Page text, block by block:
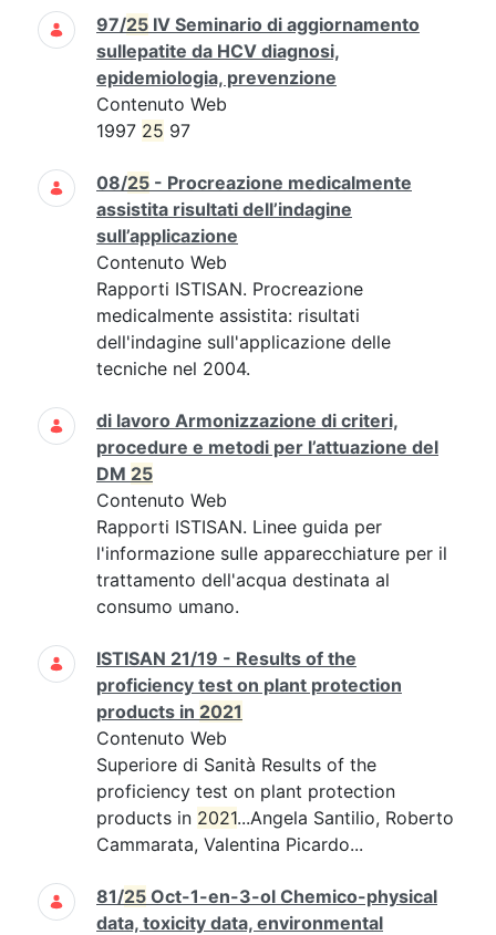
97/25 IV Seminario di aggiornamento
sullepatite da HCV diagnosi,
epidemiologia, prevenzione
Contenuto Web
1997 25 97
08/25 - Procreazione medicalmente
assistita risultati dell’indagine
sull’applicazione
Contenuto Web
Rapporti ISTISAN. Procreazione
medicalmente assistita: risultati
dell'indagine sull'applicazione delle
tecniche nel 2004.
di lavoro Armonizzazione di criteri,
procedure e metodi per l’attuazione del
DM 25
Contenuto Web
Rapporti ISTISAN. Linee guida per
l'informazione sulle apparecchiature per il
trattamento dell'acqua destinata al
consumo umano.
ISTISAN 21/19 - Results of the
proficiency test on plant protection
products in 2021
Contenuto Web
Superiore di Sanità Results of the
proficiency test on plant protection
products in 2021...Angela Santilio, Roberto
Cammarata, Valentina Picardo...
81/25 Oct-1-en-3-ol Chemico-physical
data, toxicity data, environmental